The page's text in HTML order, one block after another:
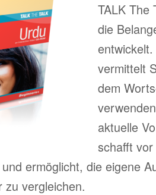
TALK The
die
vermittelt
dem
aktuelle
schafft
ermöglicht, die eigene
zu vergleichen.